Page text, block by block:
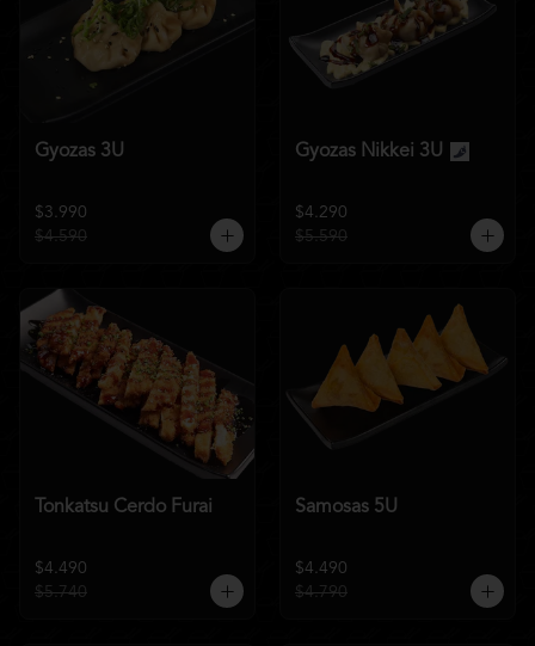
Gyozas 3U
$3.990
$4.590
Gyozas Nikkei 3U
$4.290
$5.590
Tonkatsu Cerdo Furai
$4.490
$5.740
Samosas 5U
$4.490
$4.790